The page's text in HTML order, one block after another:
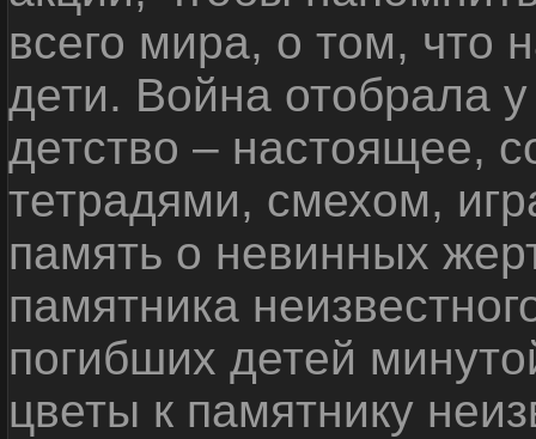
всего мира, о том, что
дети. Война отобрала
детство – настоящее,
тетрадями, смехом,
память о невинных
памятника
погибших детей
цветы к памятнику